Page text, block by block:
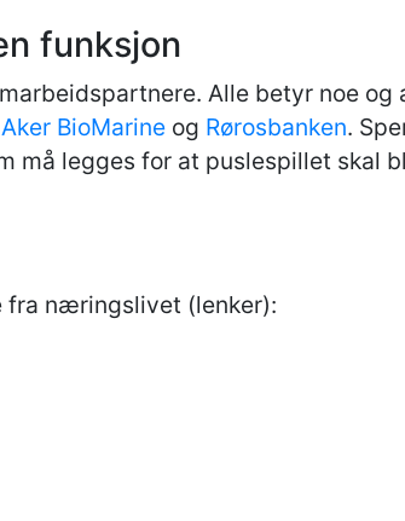
funksjon
Alle betyr noe
Aker BioMarine og Rørosbanken.
må legges for at puslespillet skal
fra næringslivet (lenker):